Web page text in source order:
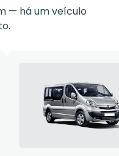
— há um veículo